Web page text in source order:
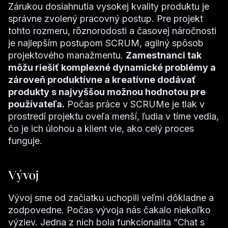
Zárukou dosiahnutia vysokej kvality produktu je
správne zvolený pracovný postup. Pre projekt
tohto rozmeru, rôznorodosti a časovej náročnosti
je najlepším postupom SCRUM, agilný spôsob
projektového manažmentu. Zamestnanci tak
môžu riešiť komplexné dynamické problémy a
zároveň produktívne a kreatívne dodávať
produkty s najvyššou možnou hodnotou pre
používateľa. Počas práce v SCRUMe je tlak v
prostredí projektu oveľa menší, ľudia v tíme vedia,
čo je ich úlohou a klient vie, ako celý proces
funguje.
Vývoj
Vývoj sme od začiatku uchopili veľmi dôkladne a
zodpovedne. Počas vývoja nás čakalo niekoľko
výziev. Jedna z nich bola funkcionalita “Chat s